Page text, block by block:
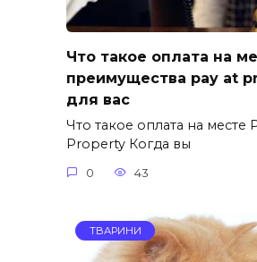
Что такое оплата на
преимущества pay at
для вас
Что такое оплата на месте
Property Когда вы
0 43
ТВАРИНИ